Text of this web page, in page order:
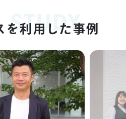
STUDY
を利用した事例